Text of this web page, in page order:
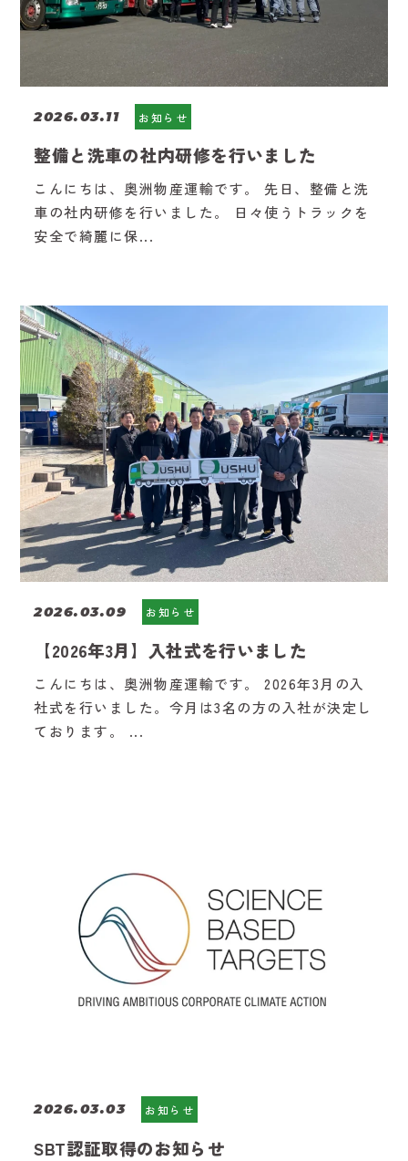
2026.03.11 お知らせ
整備と洗車の社内研修を行いました
こんにちは、奥洲物産運輸です。 先日、整備と洗
車の社内研修を行いました。 日々使うトラックを
安全で綺麗に保...
2026.03.09 お知らせ
【2026年3月】入社式を行いました
こんにちは、奥洲物産運輸です。 2026年3月の入
社式を行いました。今月は3名の方の入社が決定し
ております。 ...
2026.03.03 お知らせ
SBT認証取得のお知らせ